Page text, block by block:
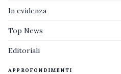
In evidenza
Top News
Editoriali
APPROFONDIMENTI